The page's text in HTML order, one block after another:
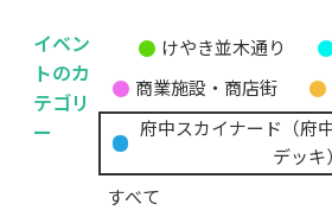
イベン
トのカ
テゴリ
ー
題
の
カ
テ
ゴ
けやき並木通り
商業施設・商店街
府中スカイナード（府
デッキ
すべて